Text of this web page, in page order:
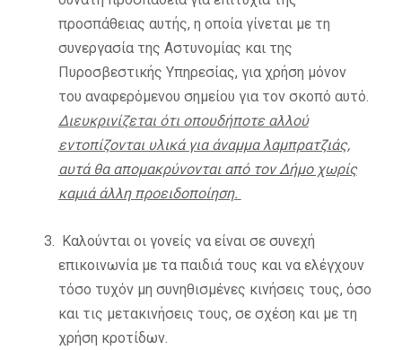
προσπάθειας αυτής, η οποία γίνεται με τη
συνεργασία της Αστυνομίας και της
Πυροσβεστικής Υπηρεσίας, για χρήση μόνον
του αναφερόμενου σημείου για τον σκοπό αυτό.
Διευκρινίζεται ότι οπουδήποτε αλλού
εντοπίζονται υλικά για άναμμα λαμπρατζιάς,
αυτά θα απομακρύνονται από τον Δήμο χωρίς
καμιά άλλη προειδοποίηση.
Καλούνται οι γονείς να είναι σε συνεχή
επικοινωνία με τα παιδιά τους και να ελέγχουν
τόσο τυχόν μη συνηθισμένες κινήσεις τους, όσο
και τις μετακινήσεις τους, σε σχέση και με τη
χρήση κροτίδων.